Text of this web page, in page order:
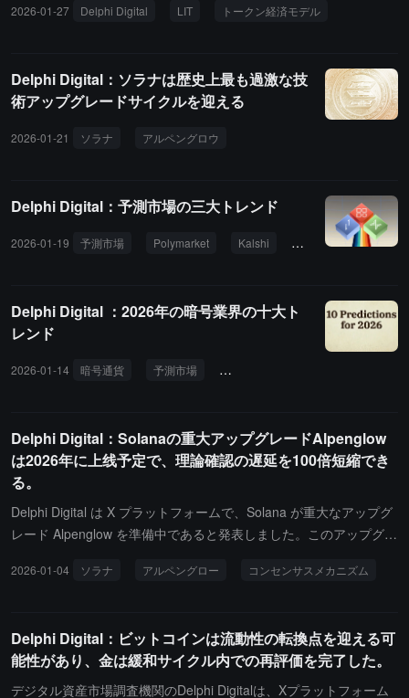
クンエコノミー、財務状況、そしてマーケットメイカーとの協力に
明確にし、インセンティブ構造を明示できれば、LIT は HYPE のよ
うに安心して保有できる資産および投資対象となる可能性がありま
2026-01-27 Delphi Digital LIT トークン経済モデル
Delphi Digital：ソラナは歴史上最も過激な技
術アップグレードサイクルを迎える
2026-01-21 ソラナ アルペングロウ
Delphi Digital：予測市場の三大トレンド
2026-01-19 予測市場 Polymarket Kalshi 永続契約 AIエー
Delphi Digital ：2026年の暗号業界の十大ト
レンド
2026-01-14 暗号通貨 予測市場 永続契約DEX
Delphi Digital：Solanaの重大アップグレードAlpenglow
は2026年に上线予定で、理論確認の遅延を100倍短縮でき
る。
Delphi Digital は X プラットフォームで、Solana が重大なアップグ
レード Alpenglow を準備中であると発表しました。このアップグレ
BFT と歴史的証明（PoH）を置き換えることで、サブ秒の最終性を
Tower BFT の増分投票ラウンドを置き換え、軽量な投票集約モデル
を採用しています。検証者は、最終確認を提出する前にチェーン外
で投票を集約でき、ブロックは 1 ～ 2 回の確認ラウンド内で最終確
2026-01-04 ソラナ アルペングロー コンセンサスメカニズム
Delphi Digital：ビットコインは流動性の転換点を迎える可
能性があり、金は緩和サイクル内での再評価を完了した。
デジタル資産市場調査機関のDelphi Digitalは、Xプラットフォーム